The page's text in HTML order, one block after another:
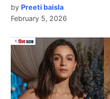
Bcci Central Contract
बीसीसीआई के सेंट्रल
ऐलान से पहले ही कई प्रकार
by Preeti baisla
February 5, 2026